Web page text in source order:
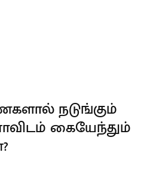
நடுங்கும்
கையேந்தும்